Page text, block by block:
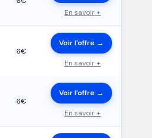
En savoir +
6€
Voir l'offre →
En savoir +
6€
Voir l'offre →
En savoir +